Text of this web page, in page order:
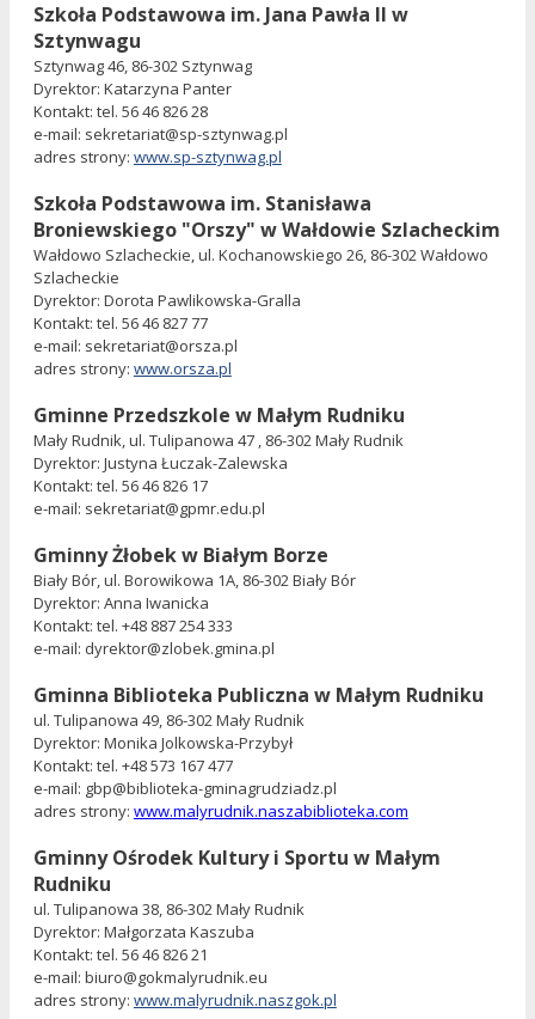
Szkoła Podstawowa im. Jana Pawła II w
Sztynwagu
Sztynwag 46, 86-302 Sztynwag
Dyrektor: Katarzyna Panter
Kontakt: tel. 56 46 826 28
e-mail: sekretariat@sp-sztynwag.pl
adres strony: www.sp-sztynwag.pl
Szkoła Podstawowa im. Stanisława
Broniewskiego "Orszy" w Wałdowie Szlacheckim
Wałdowo Szlacheckie, ul. Kochanowskiego 26, 86-302 Wałdowo
Szlacheckie
Dyrektor: Dorota Pawlikowska-Gralla
Kontakt: tel. 56 46 827 77
e-mail: sekretariat@orsza.pl
adres strony: www.orsza.pl
Gminne Przedszkole w Małym Rudniku
Mały Rudnik, ul. Tulipanowa 47 , 86-302 Mały Rudnik
Dyrektor: Justyna Łuczak-Zalewska
Kontakt: tel. 56 46 826 17
e-mail: sekretariat@gpmr.edu.pl
Gminny Żłobek w Białym Borze
Biały Bór, ul. Borowikowa 1A, 86-302 Biały Bór
Dyrektor: Anna Iwanicka
Kontakt: tel. +48 887 254 333
e-mail: dyrektor@zlobek.gmina.pl
Gminna Biblioteka Publiczna w Małym Rudniku
ul. Tulipanowa 49, 86-302 Mały Rudnik
Dyrektor: Monika Jolkowska-Przybył
Kontakt: tel. +48 573 167 477
e-mail: gbp@biblioteka-gminagrudziadz.pl
adres strony: www.malyrudnik.naszabiblioteka.com
Gminny Ośrodek Kultury i Sportu w Małym
Rudniku
ul. Tulipanowa 38, 86-302 Mały Rudnik
Dyrektor: Małgorzata Kaszuba
Kontakt: tel. 56 46 826 21
e-mail: biuro@gokmalyrudnik.eu
adres strony: www.malyrudnik.naszgok.pl